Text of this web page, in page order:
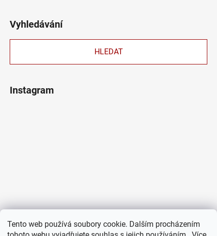
Tento web používá soubory cookie. Dalším procházením
Vyhledávání
HLEDAT
Instagram